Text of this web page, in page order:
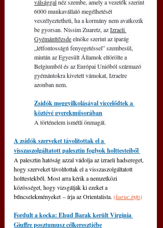
válsággal néz szembe, amely a vezetők szerint
6000 munkavállaló megélhetését
veszélyeztetheti, ha a kormány nem avatkozik
be gyorsan. Nissim Zuaretz, az Izraeli
Gyémánttőzsde elnöke szerint az iparág
„létfontosságú fenyegetéssel” szembesül,
miután az Egyesült Államok eltörölte a
Belgiumból és az Európai Unióból származó
gyémántokra kivetett vámokat, Izraelre
azonban nem.
Zsidók meggyilkolásával viccelődtek a
köztévé gyerekműsorában
A történelem ismétli önmagát.
A zsidók szerveket távolítottak el a
visszaszolgáltatott palesztin foglyok holttesteiből
A palesztin hatóság azzal vádolja az izraeli hadsereget,
hogy szerveket távolítottak el a visszaszolgáltatott
holttestekből. Most arra kérik a nemzetközi
közösséget, hogy vizsgálják ki ezeket a
bűncselekményeket – írja az Orientalista. (kuruc.info)
Fordult a kocka: Ehud Barak került Virginia
Giuffre posztumusz célkeresztjébe